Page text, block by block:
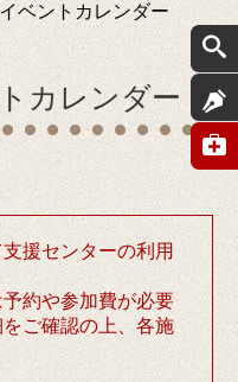
ベントカレンダー
カレンダー
援センターの利用
約や参加費が必要
ご確認の上、各施